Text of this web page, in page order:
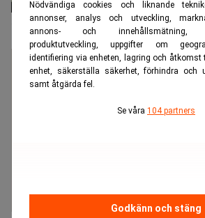
Nödvändiga cookies och liknande
annonser, analys och utveckling,
annons- och innehållsmätning,
produktutveckling, uppgifter om
identifiering via enheten, lagring och
enhet, säkerställa säkerhet, förhindra och
samt åtgärda fel.
Se våra 104 partners
Godkänn och stäng
"Rekordlite utländskt kapital till